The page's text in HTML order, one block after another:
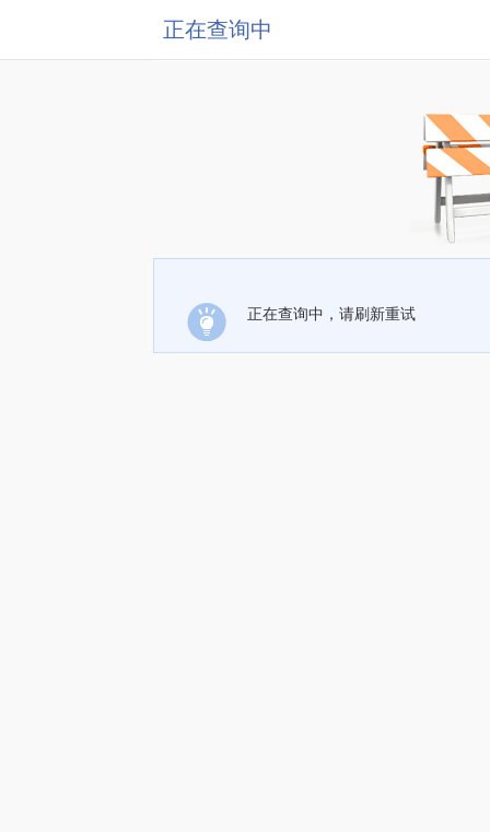
正在查询中
正在查询中，请刷新重试